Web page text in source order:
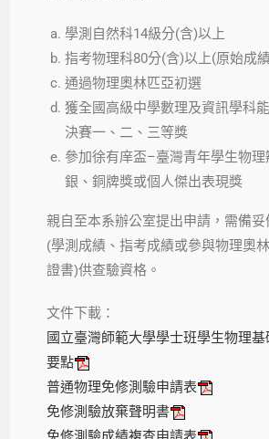
學測自然科14級分(含)以上
指考物理科80分(含)以上(原始成
通過物理奧林匹亞初選
獲全國高級中學數理及資訊學科
決賽一、二、三等獎
參加徐有庠盃–臺灣青年學生物理
銀、銅牌獎或個人傑出表現獎
親自至本系辦公室提出申請，需備
(學測成績、指考成績或參與物理奧
證書)供查驗資格。
文件下載：
國立臺灣師範大學學士班學生物理
要點
普通物理免修測驗申請表
免修測驗放棄聲明書
免修測驗成績複查申請表